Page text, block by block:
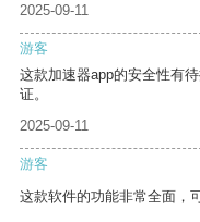
2025-09-11
游客
这款加速器app的安全性有
证。
2025-09-11
游客
这款软件的功能非常全面，